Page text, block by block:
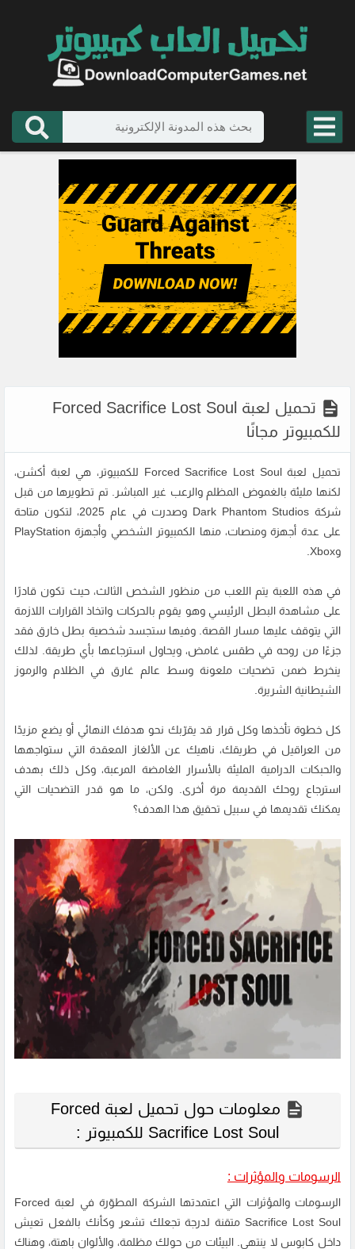
تحميل لعبة Forced Sacrifice Lost Soul
للكمبيوتر مجانًا
تحميل لعبة Forced Sacrifice Lost Soul للكمبيوتر، هي لعبة أكشن،
لكنها مليئة بالغموض المظلم والرعب غير المباشر. تم تطويرها من قبل
شركة Dark Phantom Studios وصدرت في عام 2025، لتكون متاحة
على عدة أجهزة ومنصات، منها الكمبيوتر الشخصي وأجهزة PlayStation
وXbox.
في هذه اللعبة يتم اللعب من منظور الشخص الثالث، حيث تكون قادرًا
على مشاهدة البطل الرئيسي وهو يقوم بالحركات واتخاذ القرارات اللازمة
التي يتوقف عليها مسار القصة. وفيها ستجسد شخصية بطل خارق فقد
جزءًا من روحه في طقس غامض، ويحاول استرجاعها بأي طريقة. لذلك
ينخرط ضمن تضحيات ملعونة وسط عالم غارق في الظلام والرموز
الشيطانية الشريرة.
كل خطوة تأخذها وكل قرار قد يقرّبك نحو هدفك النهائي أو يضع مزيدًا
من العراقيل في طريقك، ناهيك عن الألغاز المعقدة التي ستواجهها
والحبكات الدرامية المليئة بالأسرار الغامضة المرعبة، وكل ذلك بهدف
استرجاع روحك القديمة مرة أخرى. ولكن، ما هو قدر التضحيات التي
يمكنك تقديمها في سبيل تحقيق هذا الهدف؟
معلومات حول تحميل لعبة Forced
Sacrifice Lost Soul للكمبيوتر :
الرسومات والمؤثرات :
الرسومات والمؤثرات التي اعتمدتها الشركة المطوّرة في لعبة Forced
Sacrifice Lost Soul متقنة لدرجة تجعلك تشعر وكأنك بالفعل تعيش
داخل كابوس لا ينتهي. البيئات من حولك مظلمة، والألوان باهتة، وهناك